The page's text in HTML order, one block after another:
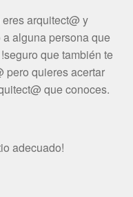
arquitect@ y
alguna persona que
que también te
pero quieres acertar
que conoces.
adecuado!